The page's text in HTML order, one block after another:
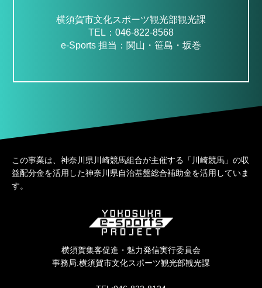
横須賀市文化スポーツ観光部観光課
TEL：046-822-8568
e-Sports 担当：関山・笹島・坂巻
この事業は、神奈川県川崎競馬組合が主催する「川崎競馬」の収
益配分金を活用した神奈川県自治基盤総合補助金を活用していま
す。
横須賀集客促進・魅力発信実行委員会
事務局:横須賀市文化スポーツ観光部観光課